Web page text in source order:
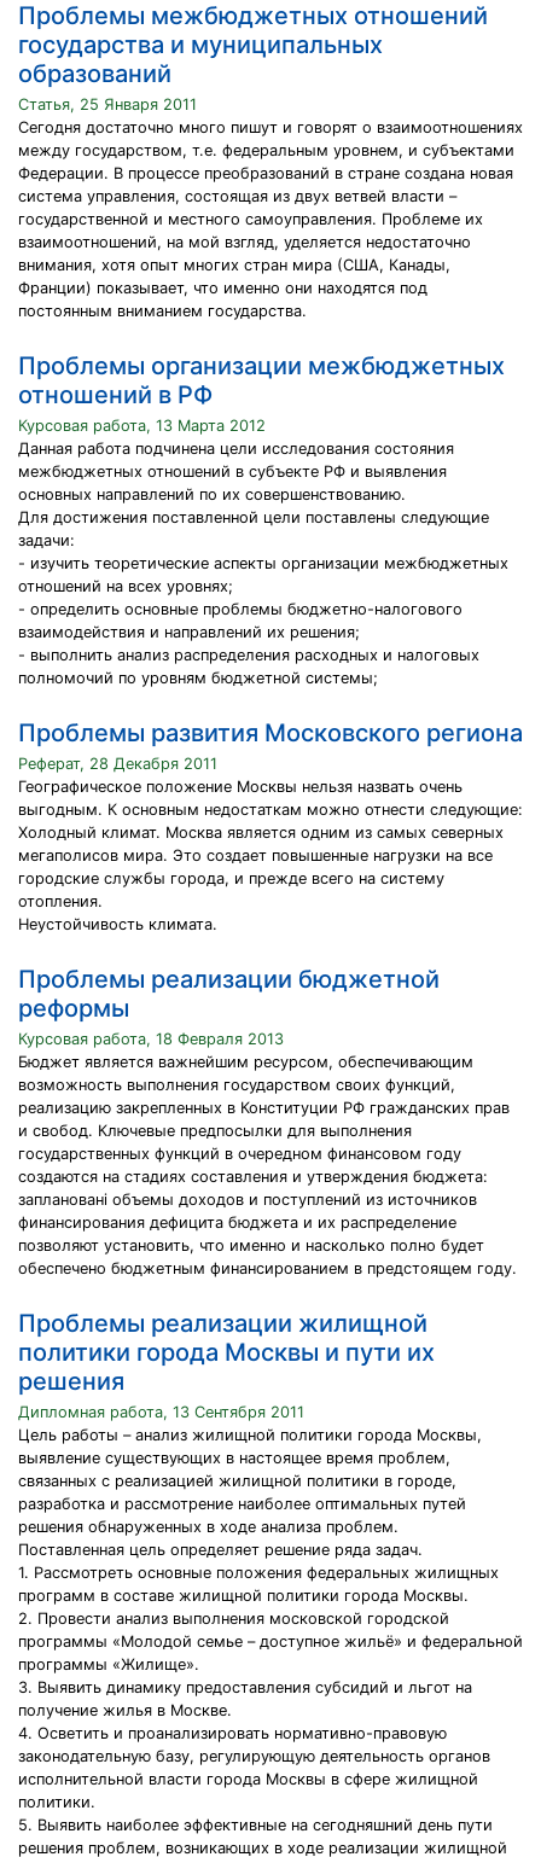
Проблемы межбюджетных отношений
государства и муниципальных
образований
Статья, 25 Января 2011
Сегодня достаточно много пишут и говорят о взаимоотношениях
между государством, т.е. федеральным уровнем, и субъектами
Федерации. В процессе преобразований в стране создана новая
система управления, состоящая из двух ветвей власти –
государственной и местного самоуправления. Проблеме их
взаимоотношений, на мой взгляд, уделяется недостаточно
внимания, хотя опыт многих стран мира (США, Канады,
Франции) показывает, что именно они находятся под
постоянным вниманием государства.
Проблемы организации межбюджетных
отношений в РФ
Курсовая работа, 13 Марта 2012
Данная работа подчинена цели исследования состояния
межбюджетных отношений в субъекте РФ и выявления
основных направлений по их совершенствованию.
Для достижения поставленной цели поставлены следующие
задачи:
- изучить теоретические аспекты организации межбюджетных
отношений на всех уровнях;
- определить основные проблемы бюджетно-налогового
взаимодействия и направлений их решения;
- выполнить анализ распределения расходных и налоговых
полномочий по уровням бюджетной системы;
Проблемы развития Московского региона
Реферат, 28 Декабря 2011
Географическое положение Москвы нельзя назвать очень
выгодным. К основным недостаткам можно отнести следующие:
Холодный климат. Москва является одним из самых северных
мегаполисов мира. Это создает повышенные нагрузки на все
городские службы города, и прежде всего на систему
отопления.
Неустойчивость климата.
Проблемы реализации бюджетной
реформы
Курсовая работа, 18 Февраля 2013
Бюджет является важнейшим ресурсом, обеспечивающим
возможность выполнения государством своих функций,
реализацию закрепленных в Конституции РФ гражданских прав
и свобод. Ключевые предпосылки для выполнения
государственных функций в очередном финансовом году
создаются на стадиях составления и утверждения бюджета:
заплановані объемы доходов и поступлений из источников
финансирования дефицита бюджета и их распределение
позволяют установить, что именно и насколько полно будет
обеспечено бюджетным финансированием в предстоящем году.
Проблемы реализации жилищной
политики города Москвы и пути их
решения
Дипломная работа, 13 Сентября 2011
Цель работы – анализ жилищной политики города Москвы,
выявление существующих в настоящее время проблем,
связанных с реализацией жилищной политики в городе,
разработка и рассмотрение наиболее оптимальных путей
решения обнаруженных в ходе анализа проблем.
Поставленная цель определяет решение ряда задач.
1. Рассмотреть основные положения федеральных жилищных
программ в составе жилищной политики города Москвы.
2. Провести анализ выполнения московской городской
программы «Молодой семье – доступное жильё» и федеральной
программы «Жилище».
3. Выявить динамику предоставления субсидий и льгот на
получение жилья в Москве.
4. Осветить и проанализировать нормативно-правовую
законодательную базу, регулирующую деятельность органов
исполнительной власти города Москвы в сфере жилищной
политики.
5. Выявить наиболее эффективные на сегодняшний день пути
решения проблем, возникающих в ходе реализации жилищной